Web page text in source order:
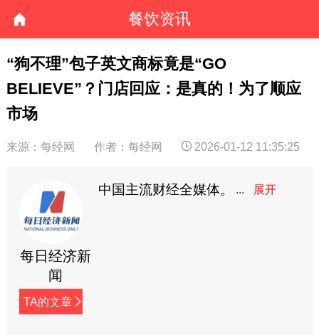
餐饮资讯
“狗不理”包子英文商标竟是“GO
BELIEVE”？门店回应：是真的！为了顺应
市场
来源：每经网 作者：每经网 2026-01-12 11:35:25
每日经济新
闻
TA的文章
中国主流财经全媒体。